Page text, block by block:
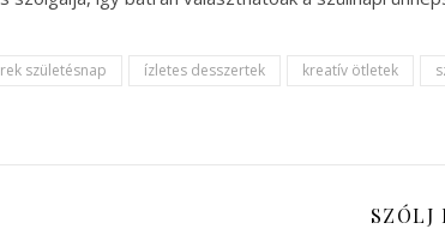
születésnap ízletes desszertek kreatív ötletek
SZÓLJ